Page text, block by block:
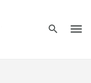
search menu